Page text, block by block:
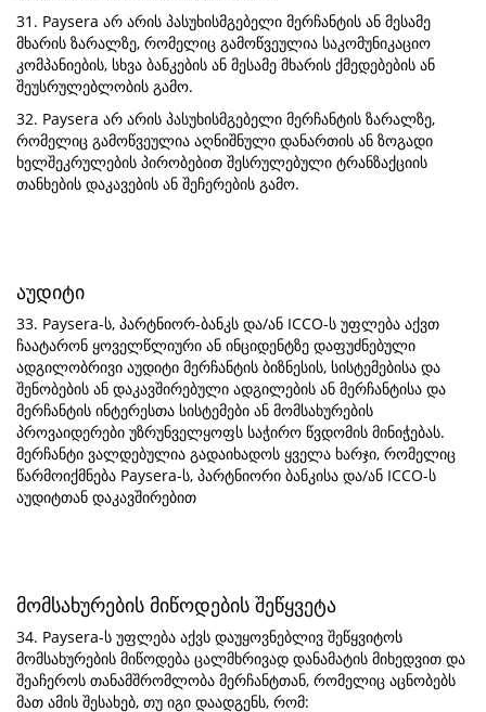
31. Paysera არ არის პასუხისმგებელი მერჩანტის ან მესამე
მხარის ზარალზე, რომელიც გამოწვეულია საკომუნიკაციო
კომპანიების, სხვა ბანკების ან მესამე მხარის ქმედებების ან
შეუსრულებლობის გამო.
32. Paysera არ არის პასუხისმგებელი მერჩანტის ზარალზე,
რომელიც გამოწვეულია აღნიშნული დანართის ან ზოგადი
ხელშეკრულების პირობებით შესრულებული ტრანზაქციის
თანხების დაკავების ან შეჩერების გამო.
აუდიტი
33. Paysera-ს, პარტნიორ-ბანკს და/ან ICCO-ს უფლება აქვთ
ჩაატარონ ყოველწლიური ან ინციდენტზე დაფუძნებული
ადგილობრივი აუდიტი მერჩანტის ბიზნესის, სისტემებისა და
შენობების ან დაკავშირებული ადგილების ან მერჩანტისა და
მერჩანტის ინტერესთა სისტემები ან მომსახურების
პროვაიდერები უზრუნველყოფს საჭირო წვდომის მინიჭებას.
მერჩანტი ვალდებულია გადაიხადოს ყველა ხარჯი, რომელიც
წარმოიქმნება Paysera-ს, პარტნიორი ბანკისა და/ან ICCO-ს
აუდიტთან დაკავშირებით
მომსახურების მიწოდების შეწყვეტა
34. Paysera-ს უფლება აქვს დაუყოვნებლივ შეწყვიტოს
მომსახურების მიწოდება ცალმხრივად დანამატის მიხედვით და
შეაჩეროს თანამშრომლობა მერჩანტთან, რომელიც აცნობებს
მათ ამის შესახებ, თუ იგი დაადგენს, რომ: